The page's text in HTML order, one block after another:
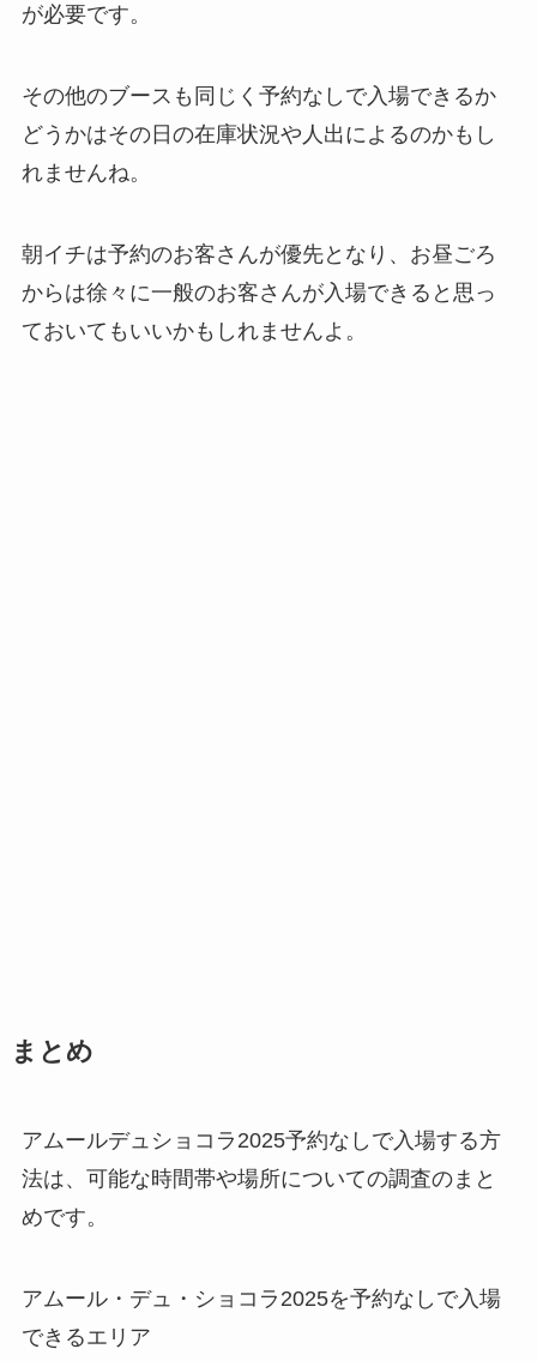
が必要です。
その他のブースも同じく予約なしで入場できるか
どうかはその日の在庫状況や人出によるのかもし
れませんね。
朝イチは予約のお客さんが優先となり、お昼ごろ
からは徐々に一般のお客さんが入場できると思っ
ておいてもいいかもしれませんよ。
まとめ
アムールデュショコラ2025予約なしで入場する方
法は、可能な時間帯や場所についての調査のまと
めです。
アムール・デュ・ショコラ2025を予約なしで入場
できるエリア